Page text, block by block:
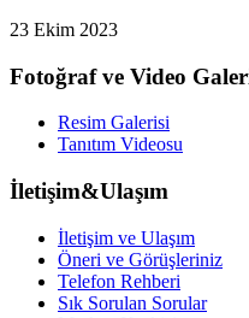
23 Ekim 2023
Fotoğraf ve Video
Resim Galerisi
Tanıtım Videosu
İletişim&Ulaşım
İletişim ve Ulaşım
Öneri ve Görüşleriniz
Telefon Rehberi
Sık Sorulan Sorular